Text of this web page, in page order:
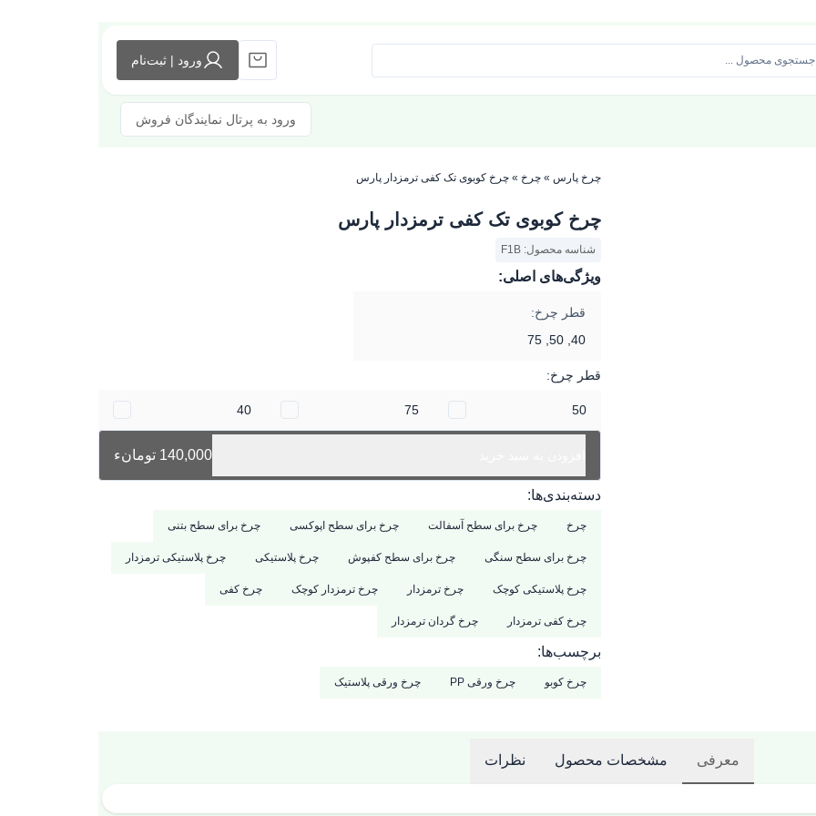
ورود | ثبت‌نام
ورود به پرتال نمایندگان فروش
چرخ پارس » چرخ » چرخ کوبوی تک کفی ترمزدار پارس
چرخ کوبوی تک کفی ترمزدار پارس
شناسه محصول: F1B
ویژگی‌های اصلی:
قطر چرخ:
40, 50, 75
قطر چرخ:
50
75
40
140,000 تومانء
دسته‌بندی‌ها:
چرخ چرخ برای سطح آسفالت چرخ برای سطح اپوکسی چرخ برای سطح بتنی
چرخ برای سطح سنگی چرخ برای سطح کفپوش چرخ پلاستیکی چرخ پلاستیکی ترمزدار
چرخ پلاستیکی کوچک چرخ ترمزدار چرخ ترمزدار کوچک چرخ کفی
چرخ کفی ترمزدار چرخ گردان ترمزدار
برچسب‌ها:
چرخ کوبو چرخ ورقی PP چرخ ورقی پلاستیک
معرفی مشخصات محصول نظرات